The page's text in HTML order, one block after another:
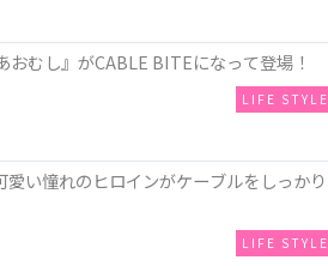
むし』がCABLE BITEになって登場！
LIFE STYLE
い憧れのヒロインがケーブルをしっかり
LIFE STYLE